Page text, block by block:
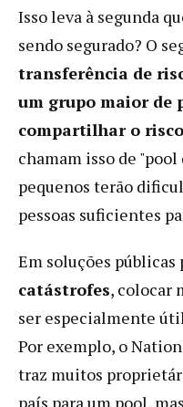
Isso leva à segunda
sendo segurado? O
transferência de
um grupo maior de
compartilhar o risco
chamam isso de
pequenos terão
pessoas suficientes
Em soluções públicas
catástrofes, colocar
ser especialmente
Por exemplo, o
traz muitos
país para um pool,